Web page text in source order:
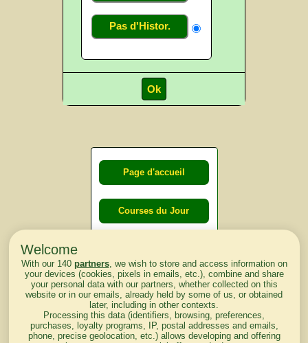
Pas d'Histor.
Page d'accueil
Courses du Jour
lendemain
Courses
d'aujourd'hui
Welcome
With our 140 partners, we wish to store and access information on
your devices (cookies, pixels in emails, etc.), combine and share
your personal data with our partners, whether collected on this
website or in our emails, already held by some of us, or obtained
later, including in other contexts.
Processing this data (identifiers, browsing, preferences,
purchases, loyalty programs, IP, postal addresses and emails,
phone, precise geolocation, etc.) allows developing and offering